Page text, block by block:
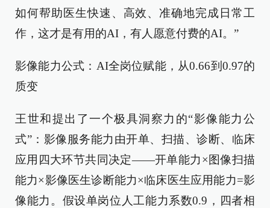
如何帮助医生快速、高效、准确地完成日常工
作，这才是有用的AI，有人愿意付费的AI。”
影像能力公式：AI全岗位赋能，从0.66到0.97的
质变
王世和提出了一个极具洞察力的“影像能力公
式”：影像服务能力由开单、扫描、诊断、临床
应用四大环节共同决定——开单能力×图像扫描
能力×影像医生诊断能力×临床医生应用能力=影
像能力。假设单岗位人工能力系数0.9，四者相